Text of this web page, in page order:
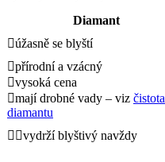
Diamant
úžasně se blyští
přírodní a vzácný
vysoká cena
mají drobné vady – viz čistota
diamantu
vydrží blyštivý navždy